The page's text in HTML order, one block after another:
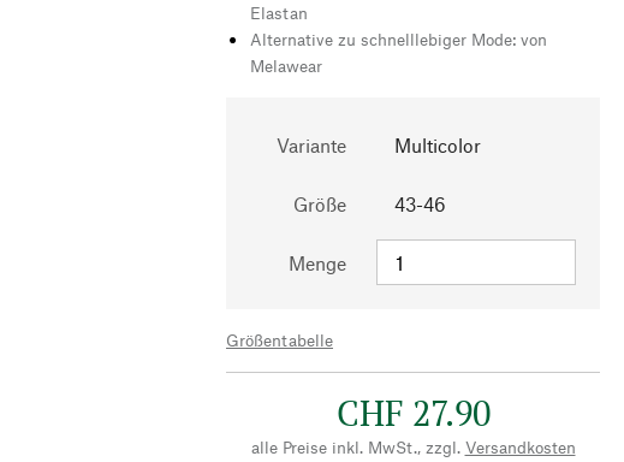
Elastan
Alternative zu schnelllebiger Mode: von
Melawear
Variante Multicolor
Größe 43-46
Menge
Größentabelle
CHF 27.90
alle Preise inkl. MwSt., zzgl. Versandkosten